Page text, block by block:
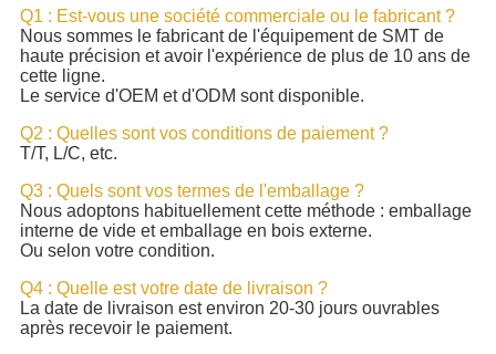
Q1 : Est-vous une société commerciale ou le fabricant ?
Nous sommes le fabricant de l'équipement de SMT de
haute précision et avoir l'expérience de plus de 10 ans de
cette ligne.
Le service d'OEM et d'ODM sont disponible.
Q2 : Quelles sont vos conditions de paiement ?
T/T, L/C, etc.
Q3 : Quels sont vos termes de l'emballage ?
Nous adoptons habituellement cette méthode : emballage
interne de vide et emballage en bois externe.
Ou selon votre condition.
Q4 : Quelle est votre date de livraison ?
La date de livraison est environ 20-30 jours ouvrables
après recevoir le paiement.